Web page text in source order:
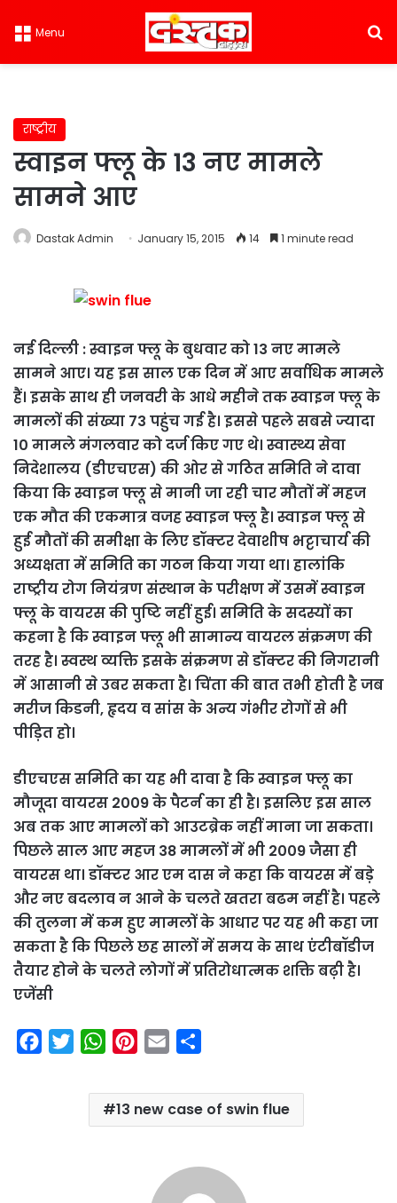
Menu
राष्ट्रीय
स्वाइन फ्लू के 13 नए मामले
सामने आए
Dastak Admin January 15, 2015 14 1 minute read
नई दिल्ली :स्वाइन फ्लू के बुधवार को 13 नए मामले
सामने आए। यह इस साल एक दिन में आए सर्वाधिक मामले
हैं। इसके साथ ही जनवरी के आधे महीने तक स्वाइन फ्लू के
मामलों की संख्या 73 पहुंच गई है। इससे पहले सबसे ज्यादा
10 मामले मंगलवार को दर्ज किए गए थे। स्वास्थ्य सेवा
निदेशालय (डीएचएस) की ओर से गठित समिति ने दावा
किया कि स्वाइन फ्लू से मानी जा रही चार मौतों में महज
एक मौत की एकमात्र वजह स्वाइन फ्लू है। स्वाइन फ्लू से
हुई मौतों की समीक्षा के लिए डॉक्टर देवाशीष भट्टाचार्य की
अध्यक्षता में समिति का गठन किया गया था। हालांकि
राष्ट्रीय रोग नियंत्रण संस्थान के परीक्षण में उसमें स्वाइन
फ्लू के वायरस की पुष्टि नहीं हुई। समिति के सदस्यों का
कहना है कि स्वाइन फ्लू भी सामान्य वायरल संक्रमण की
तरह है। स्वस्थ व्यक्ति इसके संक्रमण से डॉक्टर की निगरानी
में आसानी से उबर सकता है। चिंता की बात तभी होती है जब
मरीज किडनी, हृदय व सांस के अन्य गंभीर रोगों से भी
पीड़ित हो।
डीएचएस समिति का यह भी दावा है कि स्वाइन फ्लू का
मौजूदा वायरस 2009 के पैटर्न का ही है। इसलिए इस साल
अब तक आए मामलों को आउटब्रेक नहीं माना जा सकता।
पिछले साल आए महज 38 मामलों में भी 2009 जैसा ही
वायरस था। डॉक्टर आर एम दास ने कहा कि वायरस में बड़े
और नए बदलाव न आने के चलते खतरा बढम नहीं है। पहले
की तुलना में कम हुए मामलों के आधार पर यह भी कहा जा
सकता है कि पिछले छह सालों में समय के साथ एंटीबॉडीज
तैयार होने के चलते लोगों में प्रतिरोधात्मक शक्ति बढ़ी है।
एजेंसी
W
a
t
n
t
a
i
a
r
13 new case of swin flue